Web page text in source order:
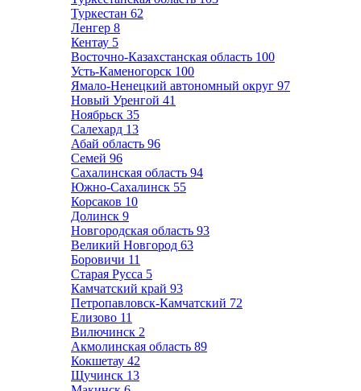
Туркестан 62
Ленгер 8
Кентау 5
Восточно-Казахстанская область 100
Усть-Каменогорск 100
Ямало-Ненецкий автономный округ 97
Новый Уренгой 41
Ноябрьск 35
Салехард 13
Абай область 96
Семей 96
Сахалинская область 94
Южно-Сахалинск 55
Корсаков 10
Долинск 9
Новгородская область 93
Великий Новгород 63
Боровичи 11
Старая Русса 5
Камчатский край 93
Петропавловск-Камчатский 72
Елизово 11
Вилючинск 2
Акмолинская область 89
Кокшетау 42
Щучинск 13